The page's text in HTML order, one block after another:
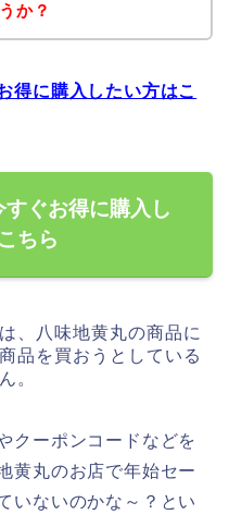
か？
得に購入したい方はこ
ぐお得に購入し
ちら
、八味地黄丸の商品に
品を買おうとしている
。
クーポンコードなどを
黄丸のお店で年始セー
いないのかな～？とい